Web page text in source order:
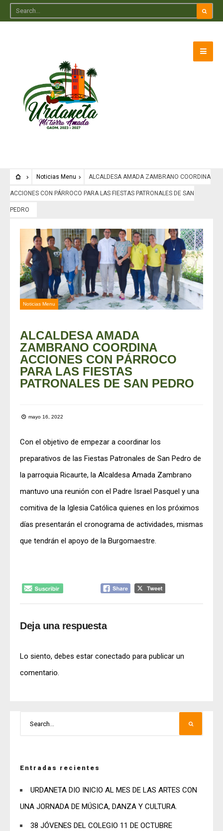
Noticias Menu ALCALDESA AMADA ZAMBRANO COORDINA
ACCIONES CON PÁRROCO PARA LAS FIESTAS PATRONALES DE SAN
PEDRO
Noticias Menu
ALCALDESA AMADA
ZAMBRANO COORDINA
ACCIONES CON PÁRROCO
PARA LAS FIESTAS
PATRONALES DE SAN PEDRO
mayo 16, 2022
Con el objetivo de empezar a coordinar los
preparativos de las Fiestas Patronales de San Pedro de
la parroquia Ricaurte, la Alcaldesa Amada Zambrano
mantuvo una reunión con el Padre Israel Pasquel y una
comitiva de la Iglesia Católica quienes en los próximos
días presentarán el cronograma de actividades, mismas
que tendrán el apoyo de la Burgomaestre.
Deja una respuesta
Lo siento, debes estar conectado para publicar un
comentario.
Entradas recientes
URDANETA DIO INICIO AL MES DE LAS ARTES CON
UNA JORNADA DE MÚSICA, DANZA Y CULTURA.
38 JÓVENES DEL COLEGIO 11 DE OCTUBRE